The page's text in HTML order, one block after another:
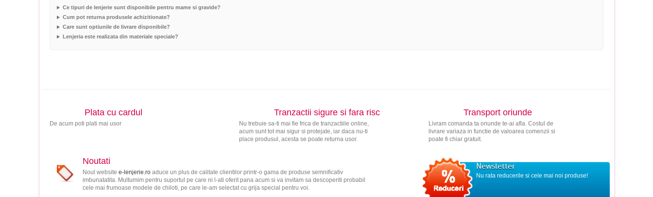
Ce tipuri de lenjerie sunt disponibile pentru mame si gravide?
Cum pot returna produsele achizitionate?
Care sunt optiunile de livrare disponibile?
Lenjeria este realizata din materiale speciale?
Plata cu cardul
De acum poti plati mai usor
Tranzactii sigure si fara risc
Nu trebuie sa-ti mai fie frica de tranzactiile online,
acum sunt tot mai sigur si protejate, iar daca nu-ti
place produsul, acesta se poate returna usor.
Transport oriunde
Livram comanda ta oriunde te-ai afla. Costul de
livrare variaza in functie de valoarea comenzii si
poate fi chiar gratuit.
Noutati
Noul website e-lenjerie.roaduce un plus de calitate clientilor printr-o gama de produse semnificativ
imbunatatita. Multumim pentru suportul pe care ni l-ati oferit pana acum si va invitam sa descoperiti probabil
cele mai frumoase modele de chiloti, pe care le-am selectat cu grija special pentru voi.
Newsletter
Nu rata reducerile si cele mai noi produse!